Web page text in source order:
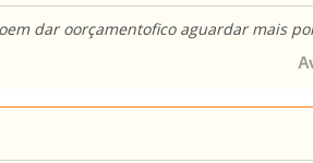
dar oorçamentofico aguardar mais